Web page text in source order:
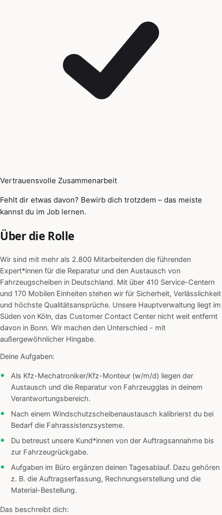
Vertrauensvolle Zusammenarbeit
Fehlt dir etwas davon? Bewirb dich trotzdem – das meiste
kannst du im Job lernen.
Über die Rolle
Wir sind mit mehr als 2.800 Mitarbeitenden die führenden
Expert*innen für die Reparatur und den Austausch von
Fahrzeugscheiben in Deutschland. Mit über 410 Service-Centern
und 170 Mobilen Einheiten stehen wir für Sicherheit, Verlässlichkeit
und höchste Qualitätsansprüche. Unsere Hauptverwaltung liegt im
Süden von Köln, das Customer Contact Center nicht weit entfernt
davon in Bonn. Wir machen den Unterschied - mit
außergewöhnlicher Hingabe.
Deine Aufgaben:
Als Kfz-Mechatroniker/Kfz-Monteur (w/m/d) liegen der
Austausch und die Reparatur von Fahrzeugglas in deinem
Verantwortungsbereich.
Nach einem Windschutzscheibenaustausch kalibrierst du bei
Bedarf die Fahrassistenzsysteme.
Du betreust unsere Kund*innen von der Auftragsannahme bis
zur Fahrzeugrückgabe.
Aufgaben im Büro ergänzen deinen Tagesablauf. Dazu gehören
z. B. die Auftragserfassung, Rechnungserstellung und die
Material-Bestellung.
Das beschreibt dich: